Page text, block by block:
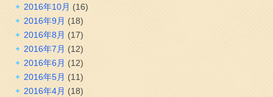
2016年10月 (16)
2016年9月 (18)
2016年8月 (17)
2016年7月 (12)
2016年6月 (12)
2016年5月 (11)
2016年4月 (18)